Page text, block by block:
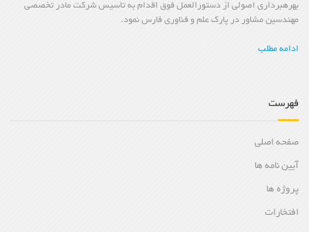
بهرهبرداری اصولی از دستورالعمل فوق اقدام به تاسیس شرکت مادر تخصصی
مهندسین مشاور در پارک علم و فناوری فارس نمود.
ادامه مطلب
فهرست
صفحه اصلی
آیین نامه ها
پروژه ها
افتخارات